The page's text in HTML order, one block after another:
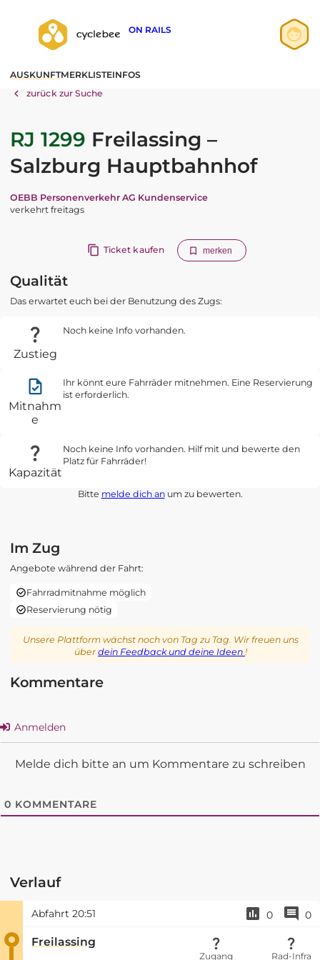
ON RAILS
AUSKUNFTMERKLISTEINFOS
zurück zur Suche
RJ 1299 Freilassing –
Salzburg Hauptbahnhof
OEBB Personenverkehr AG Kundenservice
verkehrt freitags
Ticket kaufen merken
Qualität
Das erwartet euch bei der Benutzung des Zugs:
Zustieg
Noch keine Info vorhanden.
Mitnahm
e
Ihr könnt eure Fahrräder mitnehmen. Eine Reservierung
ist erforderlich.
Kapazität
Noch keine Info vorhanden. Hilf mit und bewerte den
Platz für Fahrräder!
Bitte melde dich anum zu bewerten.
Im Zug
Angebote während der Fahrt:
Fahrradmitnahme möglich
Reservierung nötig
Unsere Plattform wächst noch von Tag zu Tag. Wir freuen uns
überdein Feedback und deine Ideen !
Kommentare
Anmelden
Melde dich bitte an um Kommentare zu schreiben
0 KOMMENTARE
Verlauf
Abfahrt 20:51 0 0
Freilassing
Zugang Rad-Infra